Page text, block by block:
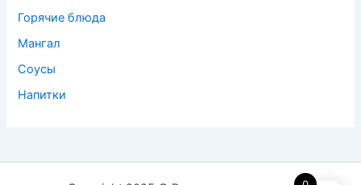
Горячие блюда
Мангал
Соусы
Напитки